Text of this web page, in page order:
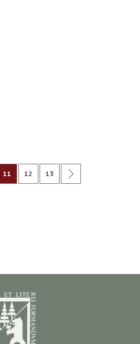
Attualmente stai leggendo la pagina
11 Pagina
12 Pagina
13